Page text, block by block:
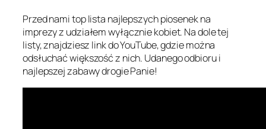
Przed nami top lista najlepszych piosenek na
imprezy z udziałem wyłącznie kobiet. Na dole tej
listy, znajdziesz link do YouTube, gdzie można
odsłuchać większość z nich. Udanego odbioru i
najlepszej zabawy drogie Panie!